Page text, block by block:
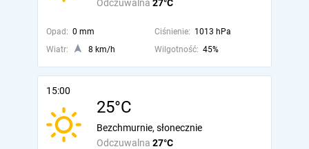
Odczuwalna 27°C
Opad: 0 mm Ciśnienie: 1013 hPa
Wiatr:
8 km/h Wilgotność: 45%
15:00
25°C
Odczuwalna 27°C
Bezchmurnie, słonecznie